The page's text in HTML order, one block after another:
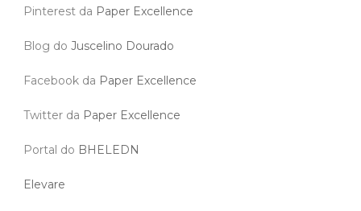
Pinterest da Paper Excellence
Blog do Juscelino Dourado
Facebook da Paper Excellence
Twitter da Paper Excellence
Portal do BHELEDN
Elevare